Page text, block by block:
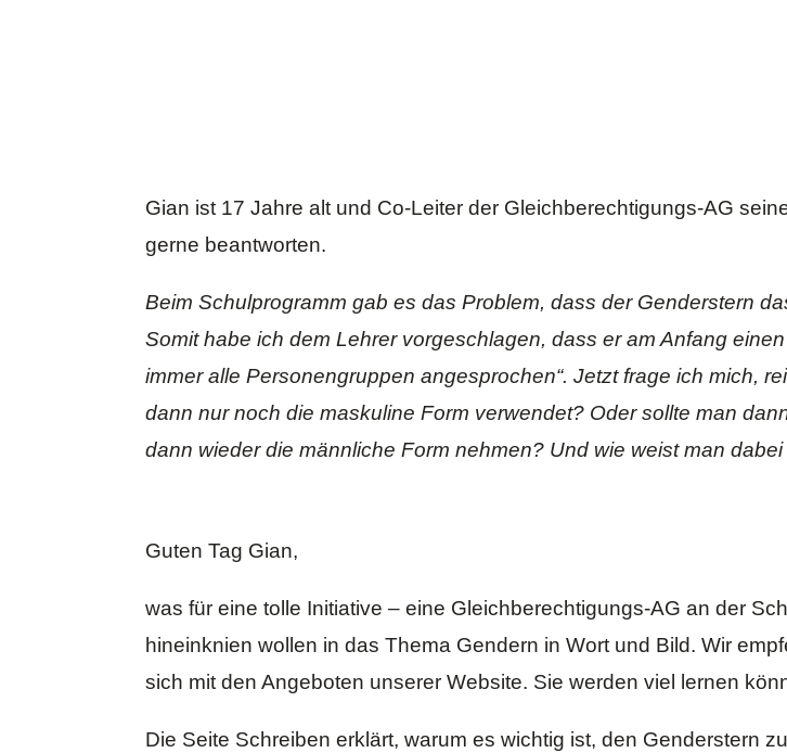
Gian ist 17 Jahre alt und Co-Leiter der Gleichberechtigungs-AG
gerne beantworten.
Beim Schulprogramm gab es das Problem, dass der Genderstern
Somit habe ich dem Lehrer vorgeschlagen, dass er am Anfang
immer alle Personengruppen angesprochen“. Jetzt frage ich mich,
dann nur noch die maskuline Form verwendet? Oder sollte man
dann wieder die männliche Form nehmen? Und wie weist man
Guten Tag Gian,
was für eine tolle Initiative – eine Gleichberechtigungs-AG an der
hineinknien wollen in das Thema Gendern in Wort und Bild. Wir
sich mit den Angeboten unserer Website. Sie werden viel lernen
Die Seite Schreiben erklärt, warum es wichtig ist, den Genderstern